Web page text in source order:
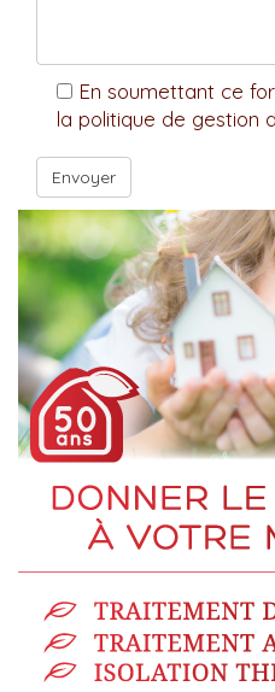
En soumettant ce
la politique de gestion